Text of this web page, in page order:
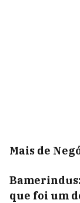
Mais de
que foi um